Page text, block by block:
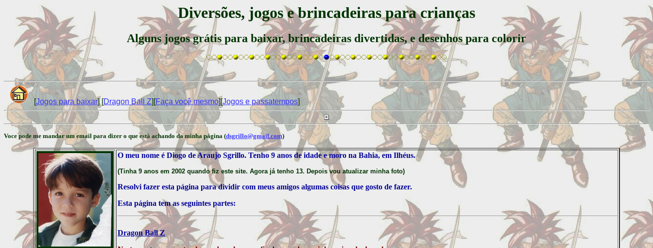
Diversões, jogos e brincadeiras para crianças
Alguns jogos grátis para baixar, brincadeiras divertidas, e desenhos para colorir
[Jogos para baixar] [Dragon Ball Z][Faça você mesmo][Jogos e passatempos]
Voce pode me mandar um email para dizer o que está achando da minha página (dsgrillo@gmail.com)
O meu nome é Diogo de Araujo Sgrillo. Tenho 9 anos de idade e moro na Bahia, em Ilhéus.
(Tinha 9 anos em 2002 quando fiz este site. Agora já tenho 13. Depois vou atualizar minha foto)
Resolvi fazer esta página para dividir com meus amigos algumas coisas que gosto de fazer.
Esta página tem as seguintes partes:
Dragon Ball Z